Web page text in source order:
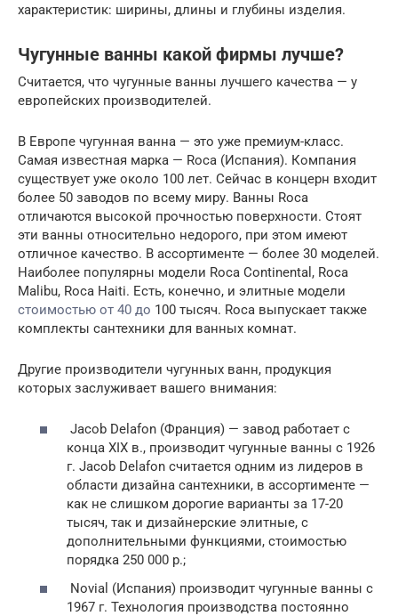
характеристик: ширины, длины и глубины изделия.
Чугунные ванны какой фирмы лучше?
Считается, что чугунные ванны лучшего качества — у
европейских производителей.
В Европе чугунная ванна — это уже премиум-класс.
Самая известная марка — Roca (Испания). Компания
существует уже около 100 лет. Сейчас в концерн входит
более 50 заводов по всему миру. Ванны Roca
отличаются высокой прочностью поверхности. Стоят
эти ванны относительно недорого, при этом имеют
отличное качество. В ассортименте — более 30 моделей.
Наиболее популярны модели Roca Continental, Roca
Malibu, Roca Haiti. Есть, конечно, и элитные модели
стоимостью от 40 до 100 тысяч. Roca выпускает также
комплекты сантехники для ванных комнат.
Другие производители чугунных ванн, продукция
которых заслуживает вашего внимания:
Jacob Delafon (Франция) — завод работает с
конца XIX в., производит чугунные ванны с 1926
г. Jacob Delafon считается одним из лидеров в
области дизайна сантехники, в ассортименте —
как не слишком дорогие варианты за 17-20
тысяч, так и дизайнерские элитные, с
дополнительными функциями, стоимостью
порядка 250 000 р.;
Novial (Испания) производит чугунные ванны с
1967 г. Технология производства постоянно